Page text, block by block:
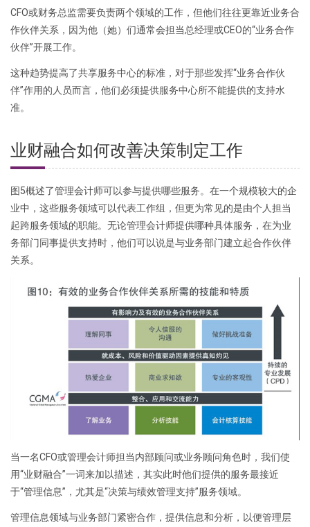
CFO或财务总监需要负责两个领域的工作，但他们往往更靠近业务合
作伙伴关系，因为他（她）们通常会担当总经理或CEO的“业务合作
伙伴”开展工作。
这种趋势提高了共享服务中心的标准，对于那些发挥“业务合作伙
伴”作用的人员而言，他们必须提供服务中心所不能提供的支持水
准。
业财融合如何改善决策制定工作
图5概述了管理会计师可以参与提供哪些服务。在一个规模较大的企
业中，这些服务领域可以代表工作组，但更为常见的是由个人担当
起跨服务领域的职能。无论管理会计师提供哪种具体服务，在为业
务部门同事提供支持时，他们可以说是与业务部门建立起合作伙伴
关系。
当一名CFO或管理会计师担当内部顾问或业务顾问角色时，我们使
用“业财融合”一词来加以描述，其实此时他们提供的服务最接近
于“管理信息”，尤其是“决策与绩效管理支持”服务领域。
管理信息领域与业务部门紧密合作，提供信息和分析，以便管理层